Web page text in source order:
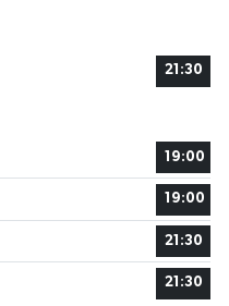
21:30
19:00
19:00
21:30
21:30